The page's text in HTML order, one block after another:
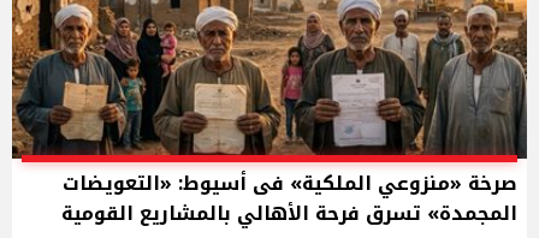
صرخة «منزوعي الملكية» فى أسيوط: «التعويضات
المجمدة» تسرق فرحة الأهالي بالمشاريع القومية